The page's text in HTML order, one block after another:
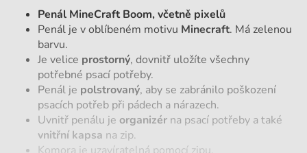
Penál MineCraft Boom, včetně pixelů
Penál je v oblíbeném motivu Minecraft. Má zelenou
barvu.
Je velice prostorný, dovnitř uložíte všechny
potřebné psací potřeby.
Penál je polstrovaný, aby se zabránilo poškození
psacích potřeb při pádech a nárazech.
Uvnitř penálu je organizér na psací potřeby a také
vnitřní kapsa na zip.